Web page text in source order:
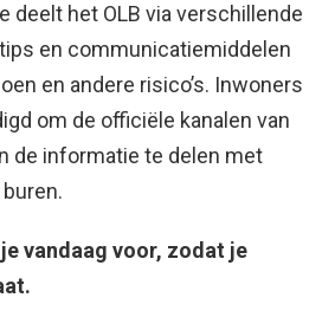
deelt het OLB via verschillende
en communicatiemiddelen
en andere risico’s. Inwoners
om de officiële kanalen van
de informatie te delen met
vandaag voor, zodat je